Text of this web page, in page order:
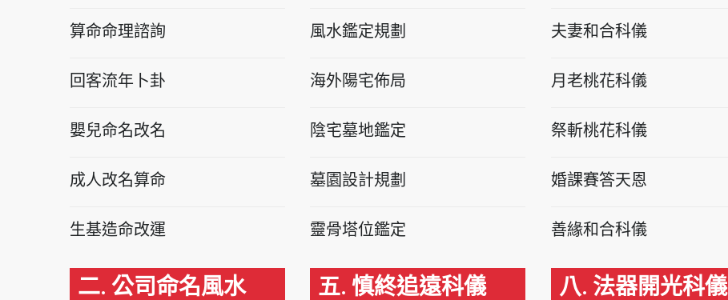
算命命理諮詢
回客流年卜卦
嬰兒命名改名
成人改名算命
生基造命改運
二. 公司命名風水
風水鑑定規劃
海外陽宅佈局
陰宅墓地鑑定
墓園設計規劃
靈骨塔位鑑定
五. 慎終追遠科儀
夫妻和合科儀
月老桃花科儀
祭斬桃花科儀
婚課賽答天恩
善緣和合科儀
八. 法器開光科儀